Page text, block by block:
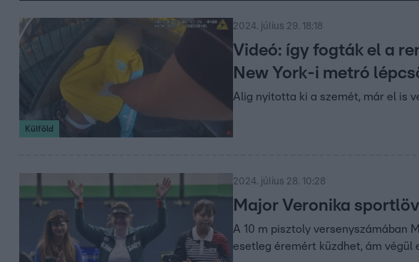
Külföld
2024. július 29. 18:18
Videó: így fogták el a
New York-i metró
Alig nyitotta ki a szemét, már el is
2024. július 28. 10:28
Major Veronika
A 10 m pisztoly versenyszámában
esetleg éremért küzdhet, ám végül